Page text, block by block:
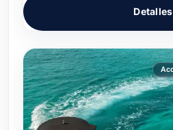
Detalles